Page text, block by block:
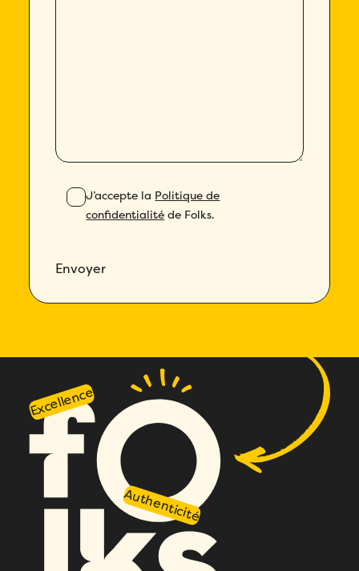
J’accepte la Politique de
confidentialité de Folks.
Envoyer
Excellence
Authenticité